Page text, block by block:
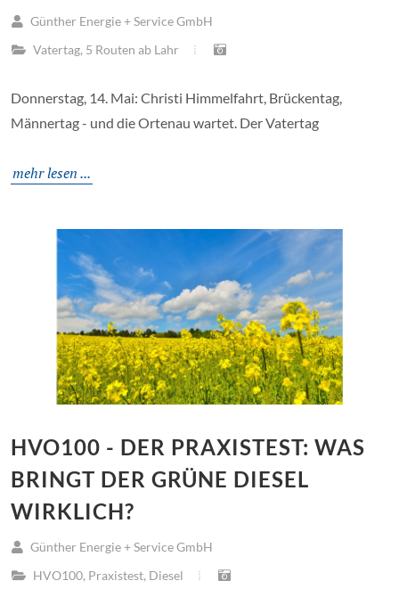
Günther Energie + Service GmbH
Vatertag, 5 Routen ab Lahr
Donnerstag, 14. Mai: Christi Himmelfahrt, Brückentag,
Männertag - und die Ortenau wartet. Der Vatertag
mehr lesen ...
HVO100 - DER PRAXISTEST: WAS
BRINGT DER GRÜNE DIESEL
WIRKLICH?
Günther Energie + Service GmbH
HVO100, Praxistest, Diesel